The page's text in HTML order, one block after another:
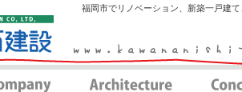
福岡市でリノベーション、新築一戸建